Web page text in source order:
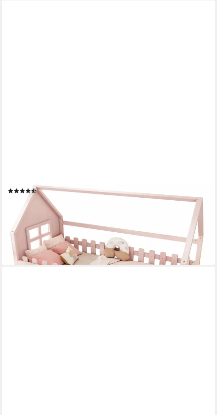
(3)
ab 205,99 € UVP
-49%
lieferbar - in 5-6 Werktagen bei dir